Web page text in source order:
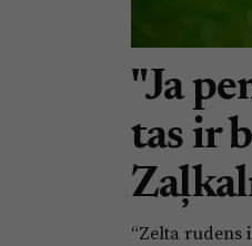
"Ja
tas ir
“Zelta rudens